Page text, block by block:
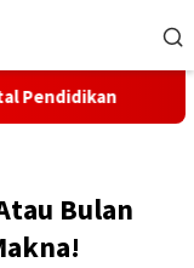
Pertamax Tembus
Bulan